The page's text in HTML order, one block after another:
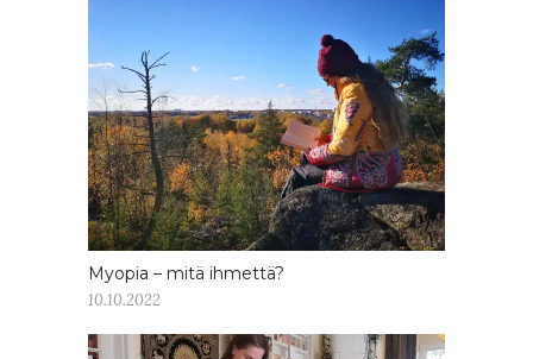
Myopia – mitä ihmettä?
10.10.2022